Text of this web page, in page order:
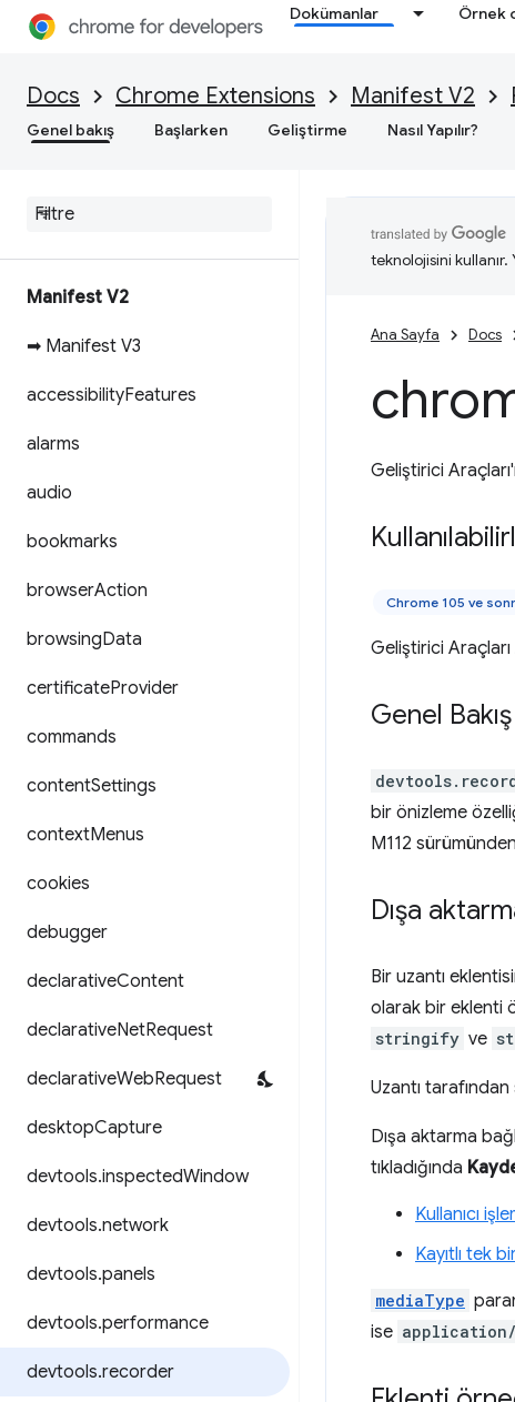
Dokümanlar Örnek
Docs Chrome Extensions Manifest V2
Genel bakış Başlarken Geliştirme Nasıl Yapılır?
Manifest V2
➡ Manifest V3
accessibilityFeatures
alarms
audio
bookmarks
browserAction
browsingData
certificateProvider
commands
contentSettings
contextMenus
cookies
debugger
declarativeContent
declarativeNetRequest
declarativeWebRequest
desktopCapture
devtools.inspectedWindow
devtools.network
devtools.panels
devtools.performance
devtools.recorder
teknolojisini
Ana Sayfa Docs
Geliştirici
Chrome 105 ve
Geliştirici Araçları
Genel Bakış
bir önizleme
M112
Dışa
Bir uzantı
olarak bir eklenti
stringify ve
Uzantı
Dışa aktarma
tıkladığında
Kullanıcı
Kayıtlı tek
mediaType
ise